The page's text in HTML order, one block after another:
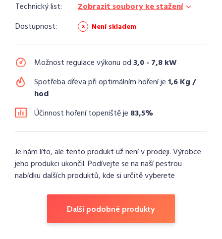
Technický list:
Zobrazit soubory ke stažení
Dostupnost:
Není skladem
Možnost regulace výkonu od3,0 - 7,8 kW
Spotřeba dřeva při optimálním hoření je1,6 Kg /
hod
Účinnost hoření topeniště je 83,5%
Je nám líto, ale tento produkt už není v prodeji. Výrobce
jeho produkci ukončil. Podívejte se na naší pestrou
nabídku dalších produktů, kde si určitě vyberete
Další podobné produkty